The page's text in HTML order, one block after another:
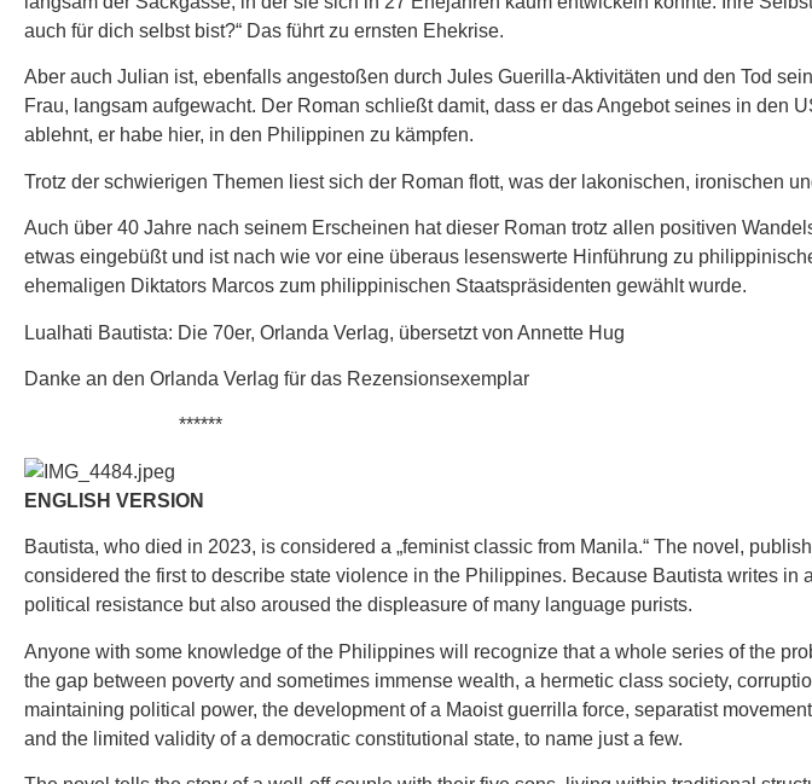
auch für dich selbst bist?“ Das führt zu ernsten Ehekrise.
Aber auch Julian ist, ebenfalls angestoßen durch Jules Guerilla-Aktivitäten und den Tod
Frau, langsam aufgewacht. Der Roman schließt damit, dass er das Angebot seines in den
ablehnt, er habe hier, in den Philippinen zu kämpfen.
Trotz der schwierigen Themen liest sich der Roman flott, was der lakonischen, ironischen
Auch über 40 Jahre nach seinem Erscheinen hat dieser Roman trotz allen positiven
etwas eingebüßt und ist nach wie vor eine überaus lesenswerte Hinführung zu
ehemaligen Diktators Marcos zum philippinischen Staatspräsidenten gewählt wurde.
Lualhati Bautista: Die 70er, Orlanda Verlag, übersetzt von Annette Hug
Danke an den Orlanda Verlag für das Rezensionsexemplar
******
ENGLISH VERSION
Bautista, who died in 2023, is considered a „feminist classic from Manila.“ The novel,
considered the first to describe state violence in the Philippines. Because Bautista writes in
political resistance but also aroused the displeasure of many language purists.
Anyone with some knowledge of the Philippines will recognize that a whole series of the
the gap between poverty and sometimes immense wealth, a hermetic class society,
maintaining political power, the development of a Maoist guerrilla force, separatist
and the limited validity of a democratic constitutional state, to name just a few.